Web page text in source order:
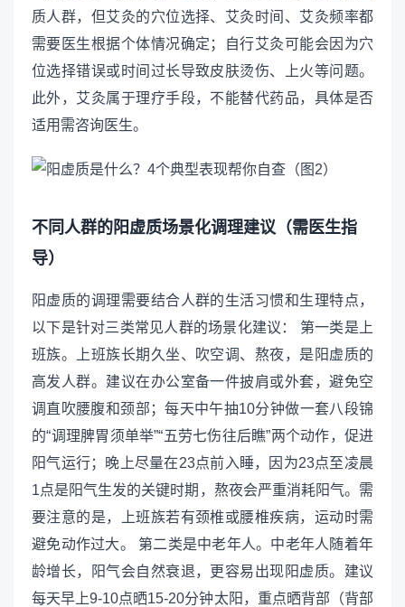
质人群，但艾灸的穴位选择、艾灸时间、艾灸频率都
需要医生根据个体情况确定；自行艾灸可能会因为穴
位选择错误或时间过长导致皮肤烫伤、上火等问题。
此外，艾灸属于理疗手段，不能替代药品，具体是否
适用需咨询医生。
不同人群的阳虚质场景化调理建议（需医生指
导）
阳虚质的调理需要结合人群的生活习惯和生理特点，
以下是针对三类常见人群的场景化建议： 第一类是上
班族。上班族长期久坐、吹空调、熬夜，是阳虚质的
高发人群。建议在办公室备一件披肩或外套，避免空
调直吹腰腹和颈部；每天中午抽10分钟做一套八段锦
的“调理脾胃须单举”“五劳七伤往后瞧”两个动作，促进
阳气运行；晚上尽量在23点前入睡，因为23点至凌晨
1点是阳气生发的关键时期，熬夜会严重消耗阳气。需
要注意的是，上班族若有颈椎或腰椎疾病，运动时需
避免动作过大。 第二类是中老年人。中老年人随着年
龄增长，阳气会自然衰退，更容易出现阳虚质。建议
每天早上9-10点晒15-20分钟太阳，重点晒背部（背部